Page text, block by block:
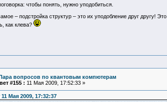
чтобы понять, нужно уподобиться.
– подстройка структур – это их уподобление друг другу!
как клева?
вопросов по квантовым компютерам
#155 : 11 Мая 2009, 17:52:33 »
Мая 2009, 17:32:37